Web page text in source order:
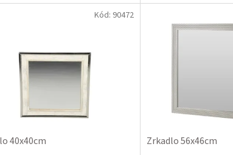
40x40cm
Kód: 90472
Zrkadlo 56x46cm